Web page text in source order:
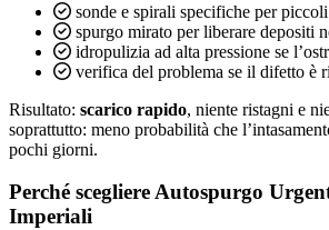
sonde e spirali specifiche per
spurgo mirato per liberare depositi
idropulizia ad alta pressione se
verifica del problema se il difetto è
Risultato: scarico rapido, niente ristagni e
soprattutto: meno probabilità che
pochi giorni.
Perché scegliere Autospurgo
Imperiali